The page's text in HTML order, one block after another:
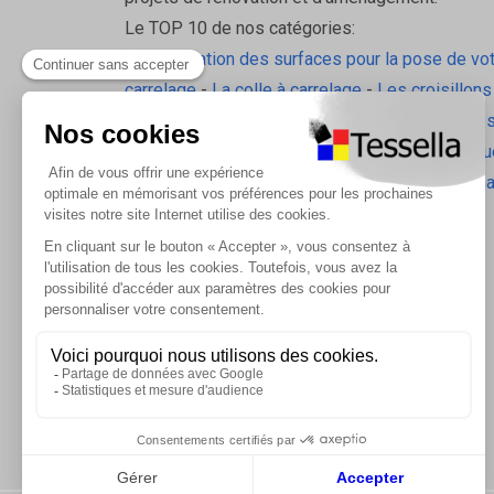
Le TOP 10 de nos catégories:
La préparation des surfaces pour la pose de
carrelage-La colle à carrelage- Les croisillons
pavilift
Le carrelage sol intérieur
Les
-L'isolation
Les accessoires d'isolation
- Radiateurs
Les tablettes de douche